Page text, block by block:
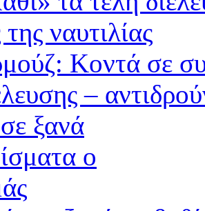
Κοντά σε
–